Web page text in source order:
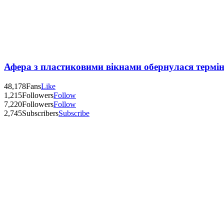
Афера з пластиковими вікнами обернулася
48,178FansLike
1,215FollowersFollow
7,220FollowersFollow
2,745SubscribersSubscribe